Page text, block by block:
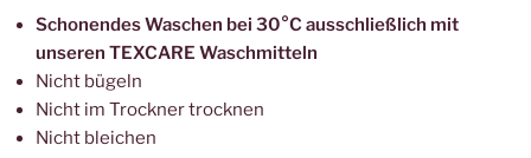
Schonendes Waschen bei 30°C ausschließlich mit
unseren TEXCARE Waschmitteln
Nicht bügeln
Nicht im Trockner trocknen
Nicht bleichen